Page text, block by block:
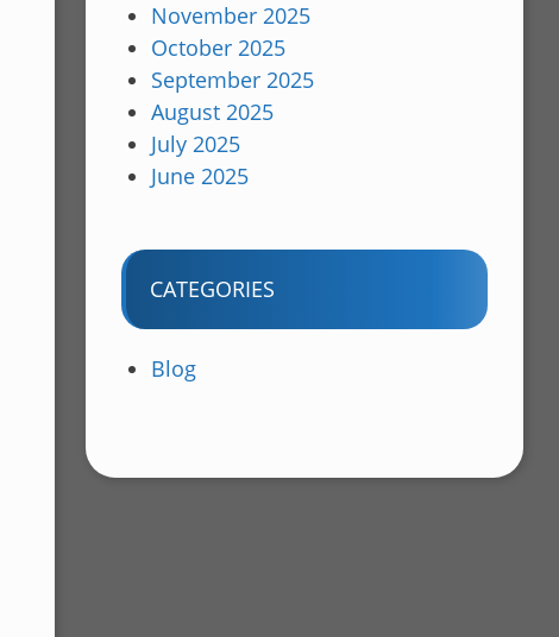
November 2025
October 2025
September 2025
August 2025
July 2025
June 2025
CATEGORIES
Blog